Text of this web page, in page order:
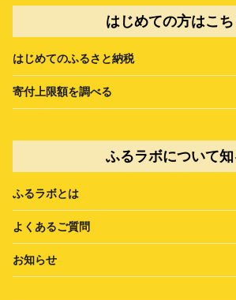
はじめての方はこち
はじめてのふるさと納税
寄付上限額を調べる
ふるラボについて知
ふるラボとは
よくあるご質問
お知らせ